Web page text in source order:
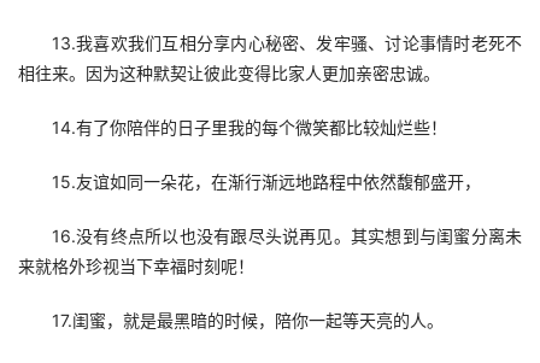
13.我喜欢我们互相分享内心秘密、发牢骚、讨论事情时老死不
相往来。因为这种默契让彼此变得比家人更加亲密忠诚。
14.有了你陪伴的日子里我的每个微笑都比较灿烂些！
15.友谊如同一朵花，在渐行渐远地路程中依然馥郁盛开，
16.没有终点所以也没有跟尽头说再见。其实想到与闺蜜分离未
来就格外珍视当下幸福时刻呢！
17.闺蜜，就是最黑暗的时候，陪你一起等天亮的人。